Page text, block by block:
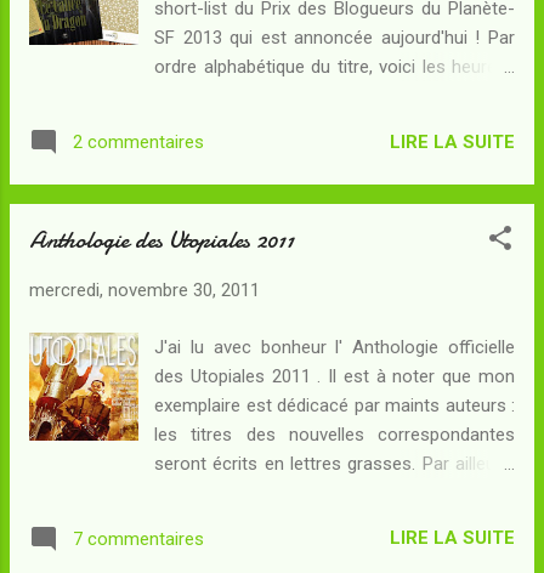
croire que leur devoir est de trouver le
moyen, une bonne fois pour toutes, de tuer
la créature monstrueuse qui les domine et
paralysie. Richard Rosacher, un jeune
short-list du Prix des Blogueurs du Planète-
SF 2013 qui est annoncée aujourd'hui ! Par
ordre alphabétique du titre, voici les heureux
Calice du Dragon de Lucius Shepard . La
Maison des Derviches de Ian McDonald .
titre personnel, je relève qu'il me faudra donc
mois et demi. Cela devrait pouvoir se faire
nominés en tout cas !
2 commentaires LIRE LA SUITE
Anthologie des Utopiales 2011
mercredi, novembre 30, 2011
J'ai lu avec bonheur l' Anthologie officielle
des Utopiales 2011 . Il est à noter que mon
exemplaire est dédicacé par maints auteurs :
les titres des nouvelles correspondantes
seront écrits en lettres grasses. Par ailleurs,
longtemps La Voie du Sabre et la séquelle
7 commentaires LIRE LA SUITE